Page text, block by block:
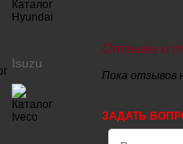
Отзывы о
Пока отзывов
ЗАДАТЬ
Isuzu